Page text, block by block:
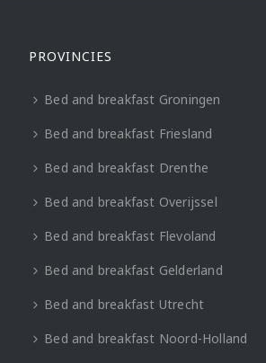
PROVINCIES
Bed and breakfast Groningen
Bed and breakfast Friesland
Bed and breakfast Drenthe
Bed and breakfast Overijssel
Bed and breakfast Flevoland
Bed and breakfast Gelderland
Bed and breakfast Utrecht
Bed and breakfast Noord-Holland